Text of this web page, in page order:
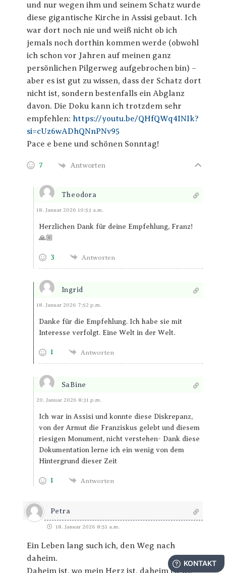
und nur wegen ihm und seinem Schatz wurde
diese gigantische Kirche in Assisi gebaut. Ich
war dort noch nie und weiß nicht ob ich
jemals noch dorthin kommen werde (obwohl
ich schon vor Jahren auf meinen ganz
persönlichen Pilgerweg aufgebrochen bin) –
aber es ist gut zu wissen, dass der Schatz dort
nicht ist, sondern bestenfalls ein Abglanz
davon. Die Doku kann ich trotzdem sehr
empfehlen: https://youtu.be/QHfQWq4INIk?
si=cUz6wADhQNnPNv95
Pace e bene und schönen Sonntag!
7 Antworten
Theodora
Antworten
18. Januar 2026 10:53 a.m.
Herzlichen Dank für deine Empfehlung, Franz!
🙏🏼
3 Antworten
Ingrid
Antworten
18. Januar 2026 7:52 p.m.
Danke für die Empfehlung. Ich habe sie mit
Interesse verfolgt. Eine Welt in der Welt.
1 Antworten
SaBine
Antworten
20. Januar 2026 8:31 p.m.
Ich war in Assisi und konnte diese Diskrepanz,
von der Armut die Franziskus gelebt und diesem
riesigen Monument, nicht verstehen- Dank diese
Dokumentation lerne ich ein wenig von dem
Hintergrund dieser Zeit
1 Antworten
Petra
18. Januar 2026 8:51 a.m.
Ein Leben lang such ich, den Weg nach
daheim.
Daheim ist, wo mein Herz ist, daheim ist wo